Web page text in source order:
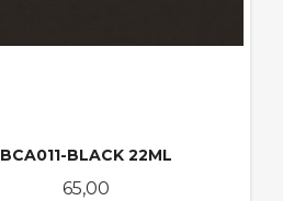
BCA011-BLACK 22ML
Pris
65,00